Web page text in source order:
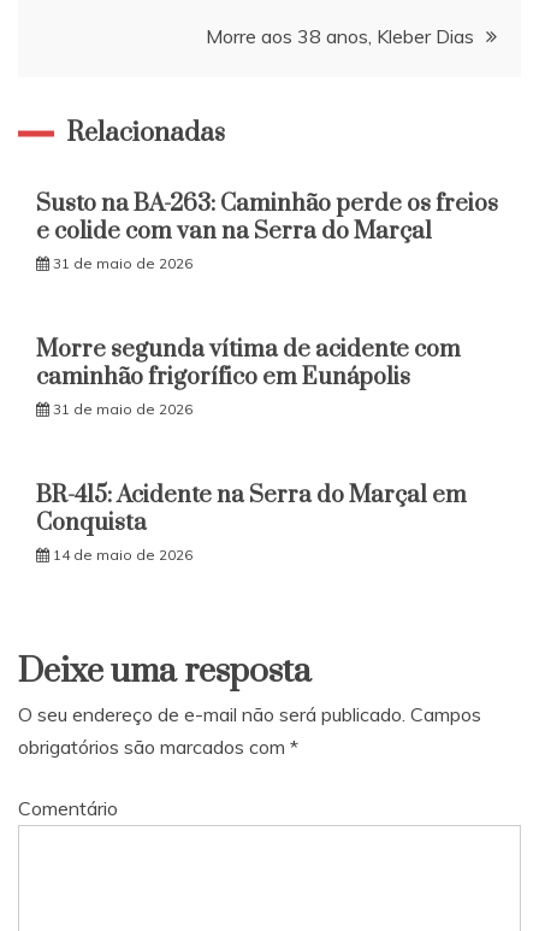
Morre aos 38 anos, Kleber Dias
Relacionadas
Susto na BA-263: Caminhão perde os freios
e colide com van na Serra do Marçal
31 de maio de 2026
Morre segunda vítima de acidente com
caminhão frigorífico em Eunápolis
31 de maio de 2026
BR-415: Acidente na Serra do Marçal em
Conquista
14 de maio de 2026
Deixe uma resposta
O seu endereço de e-mail não será publicado. Campos
obrigatórios são marcados com *
Comentário